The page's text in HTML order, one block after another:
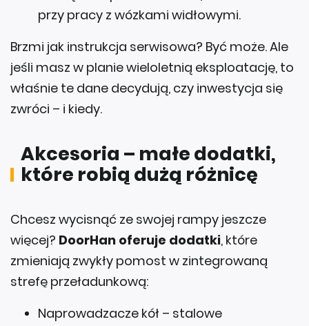
Brzmi jak instrukcja serwisowa? Być może. Ale
jeśli masz w planie wieloletnią eksploatację, to
właśnie te dane decydują, czy inwestycja się
zwróci – i kiedy.
które robią dużą różnicę
więcej? DoorHan oferuje dodatki , które
zmieniają zwykły pomost w zintegrowaną
strefę przeładunkową:
Naprowadzacze kół – stalowe
prowadnice, które pomagają kierowcy